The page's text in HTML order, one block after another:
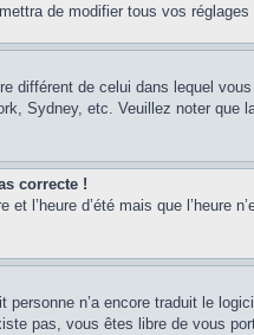
de modifier tous vos
différent de celui dans lequel
Sydney, etc. Veuillez noter
correcte !
l’heure d’été mais que
n’a encore traduit le
pas, vous êtes libre de vous